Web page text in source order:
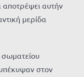
αποτρέψει αυτήν
μερίδα
στον